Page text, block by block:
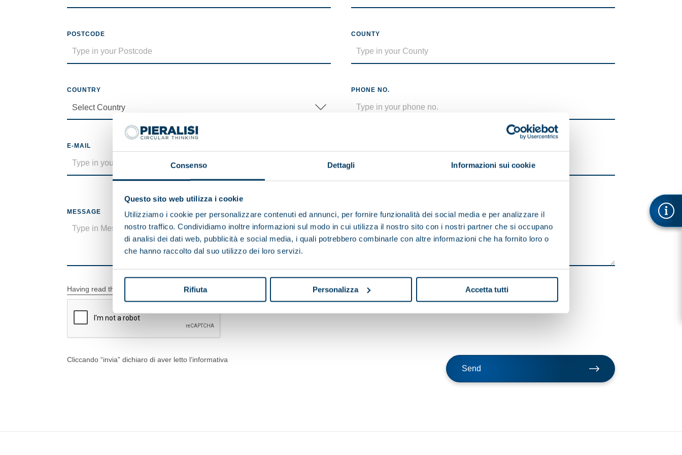
Consenso Dettagli Informazioni sui cookie
Questo sito web utilizza i cookie
Utilizziamo i cookie per personalizzare contenuti ed annunci, per fornire funzionalità dei social media e per analizzare il
nostro traffico. Condividiamo inoltre informazioni sul modo in cui utilizza il nostro sito con i nostri partner che si occupano
di analisi dei dati web, pubblicità e social media, i quali potrebbero combinarle con altre informazioni che ha fornito loro o
che hanno raccolto dal suo utilizzo dei loro servizi.
Rifiuta Personalizza Accetta tutti
POSTCODE COUNTY
COUNTRY PHONE NO.
E-MAIL
Maximum size 5MB (.pdf)
MESSAGE
Having read the information on the processing of data
Cliccando “invia” dichiaro di aver letto l’informativa
Send